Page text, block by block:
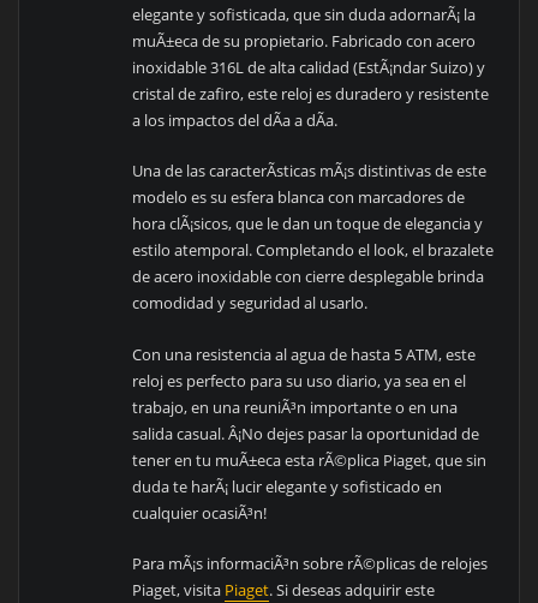
elegante y sofisticada, que sin duda adornarÃ¡ la
muÃ±eca de su propietario. Fabricado con acero
inoxidable 316L de alta calidad (EstÃ¡ndar Suizo) y
cristal de zafiro, este reloj es duradero y resistente
a los impactos del dÃ­a a dÃ­a.
Una de las caracterÃ­sticas mÃ¡s distintivas de este
modelo es su esfera blanca con marcadores de
hora clÃ¡sicos, que le dan un toque de elegancia y
estilo atemporal. Completando el look, el brazalete
de acero inoxidable con cierre desplegable brinda
comodidad y seguridad al usarlo.
Con una resistencia al agua de hasta 5 ATM, este
reloj es perfecto para su uso diario, ya sea en el
trabajo, en una reuniÃ³n importante o en una
salida casual. Â¡No dejes pasar la oportunidad de
tener en tu muÃ±eca esta rÃ©plica Piaget, que sin
duda te harÃ¡ lucir elegante y sofisticado en
cualquier ocasiÃ³n!
Para mÃ¡s informaciÃ³n sobre rÃ©plicas de relojes
Piaget, visita Piaget. Si deseas adquirir este